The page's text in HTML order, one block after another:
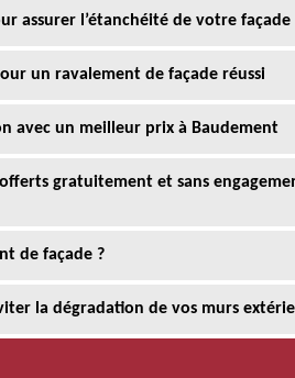
assurer l’étanchéité de votre façade
un ravalement de façade réussi
avec un meilleur prix à Baudement
gratuitement et sans
de façade ?
la dégradation de vos murs